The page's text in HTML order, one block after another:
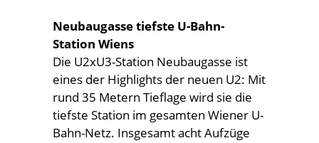
Neubaugasse tiefste U-Bahn-
Station Wiens
Die U2xU3-Station Neubaugasse ist
eines der Highlights der neuen U2: Mit
rund 35 Metern Tieflage wird sie die
tiefste Station im gesamten Wiener U-
Bahn-Netz. Insgesamt acht Aufzüge